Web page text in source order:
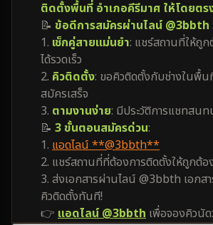
ติดตั้งพื้นที่ อำเภอคีรีมาศ ให้โดยตร
📝 ข้อดีการสมัครผ่านไลน์ @3bbth :
1. เช็กคู่สายแม่นยำ: แชร์สถานที่ให้ถู
ได้รวดเร็ว
2. คิวติดตั้ง: ขอคิวติดตั้งกับช่างในพื้น
สมัครเสร็จ
3. ตามงานง่าย: มีประวัติการแชทสนท
📝 3 ขั้นตอนสมัครด่วน:
1. แอดไลน์ **@3bbth**
2. แชร์สถานที่ที่ต้องการติดตั้งให้ถูกต้อ
3. ส่งเอกสารผ่านไลน์ @3bbth เอกส
คิวติดตั้งทันที!
👉 แอดไลน์ @3bbth เพื่อจองคิวนั